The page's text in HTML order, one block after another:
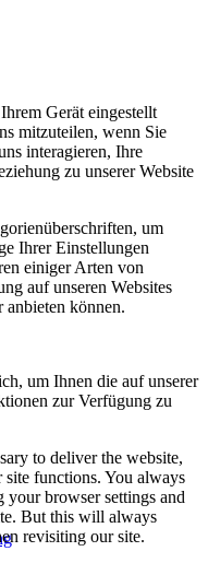
Gerät eingestellt
mitzuteilen, wenn Sie
interagieren, Ihre
zu unserer Website
um
Ihrer Einstellungen
einiger Arten von
auf unseren Websites
können.
um Ihnen die auf unserer
zur Verfügung zu
to deliver the website,
functions. You always
your browser settings and
But this will always
revisiting our site.